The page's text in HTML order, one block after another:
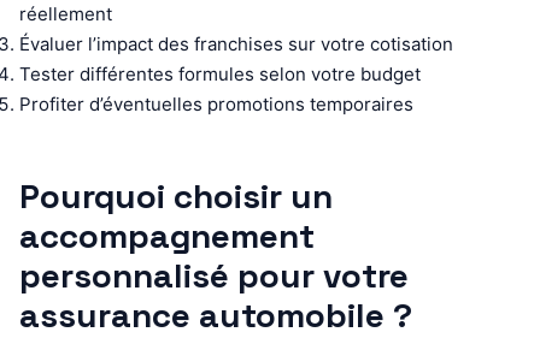
réellement
Évaluer l’impact des franchises sur votre cotisation
Tester différentes formules selon votre budget
Profiter d’éventuelles promotions temporaires
Pourquoi choisir un
accompagnement
personnalisé pour votre
assurance automobile ?